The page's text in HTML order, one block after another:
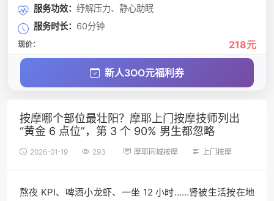
服务功效： 纾解压力、静心助眠
服务时长： 60分钟
现价： 218元
新人3OO元福利券
按摩哪个部位最壮阳？摩耶上门按摩技师列出
“黄金 6 点位”，第 3 个 90% 男生都忽略
2026-01-19 293 摩耶同城按摩 上门按摩
熬夜 KPI、啤酒小龙虾、一坐 12 小时……肾被生活按在地